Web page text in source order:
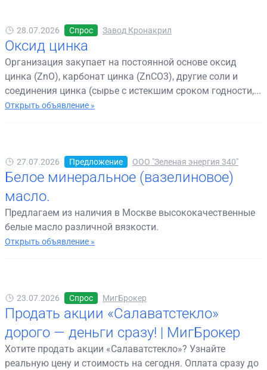
28.07.2026 Спрос Завод Кронакрил
Оксид цинка
Организация закупает на постоянной основе оксид
цинка (ZnO), карбонат цинка (ZnCO3), другие соли и
соединения цинка (сырье с истекшим сроком годности,...
Открыть объявление »
27.07.2026 Предложение ООО "Зеленая энергия 340"
Белое минеральное (вазелиновое)
масло.
Предлагаем из наличия в Москве высококачественные
белые масло различной вязкости.
Открыть объявление »
23.07.2026 Спрос МигБрокер
Продать акции «Салаватстекло»
дорого — деньги сразу! | МигБрокер
Хотите продать акции «Салаватстекло»? Узнайте
реальную цену и стоимость на сегодня. Оплата сразу до